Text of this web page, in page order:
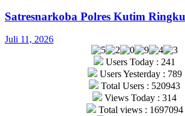
Satresnarkoba Polres Kutim
Juli 11, 2026
Users Today : 241
Users Yesterday : 789
Total Users : 520943
Views Today : 314
Total views : 1697094